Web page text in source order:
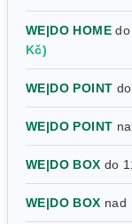
WE|DO HOME
Kč)
WE|DO POINT
WE|DO POINT
WE|DO BOX do
WE|DO BOX nad